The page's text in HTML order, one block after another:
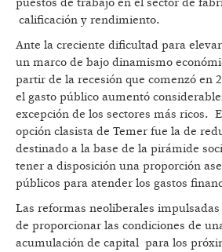
calificación y rendimiento.
Ante la creciente dificultad para
un marco de bajo dinamismo
partir de la recesión que comenzó en
el gasto público aumentó
excepción de los sectores más ricos.
opción clasista de Temer fue la de
destinado a la base de la pirámide
tener a disposición una proporción
públicos para atender los gastos
Las reformas neoliberales
de proporcionar las condiciones de
acumulación de capital para los